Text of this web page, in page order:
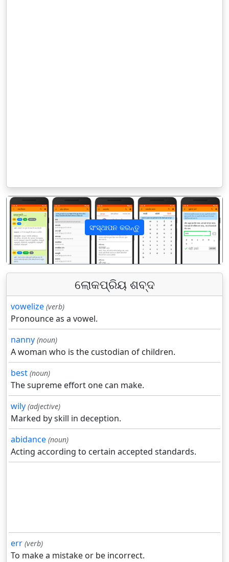
ସଂସ୍ଥାପନ କରନ୍ତୁ
पिछला अगला
ଲୋକପ୍ରିୟ ଶବ୍ଦ
vowelize (verb)
Pronounce as a vowel.
nanny (noun)
A woman who is the custodian of children.
best (noun)
The supreme effort one can make.
wily (adjective)
Marked by skill in deception.
abidance (noun)
Acting according to certain accepted standards.
err (verb)
To make a mistake or be incorrect.